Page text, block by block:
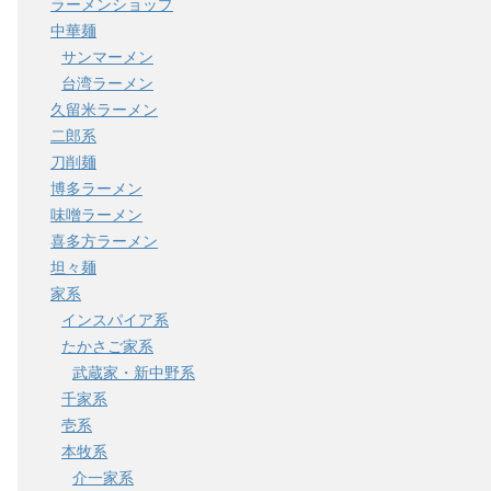
ラーメンショップ
中華麺
サンマーメン
台湾ラーメン
久留米ラーメン
二郎系
刀削麺
博多ラーメン
味噌ラーメン
喜多方ラーメン
坦々麺
家系
インスパイア系
たかさご家系
武蔵家・新中野系
千家系
壱系
本牧系
介一家系